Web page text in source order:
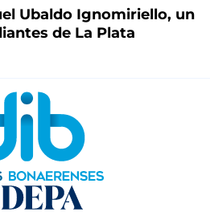
Ubaldo Ignomiriello, un
de La Plata